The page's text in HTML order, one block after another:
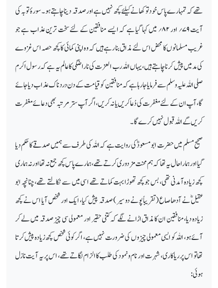
تھے کہ تمہارے پاس خود تو کھانے کیلئے کچھ نہیں ہے اور صدقہ دینا چاہتے ہو۔ سورۂ توبہ کی
آیت۷۹؍اور۸۲؍میں کہا گیا ہے کہ ایسے منافقین کے لئے سخت ترین عذاب ہے جو
غریب مسلمانوں کا محض اس لئے مذاق بنا رہے ہیں کہ وہ اپنی کمائی کا کچھ حصہ اس غزوے
کی مد میں پیش کرنا چاہتے ہیں ، یہاں اللہ رب العزت کی ناراضگی کا عالم یہ ہے کہ رسول اکرم
صلی اللہ علیہ وسلم سے فرمایا جارہا ہے کہ منافقین کو قیامت کے دن درد ناک عذاب دیا جائے
گا، آپ ان کے لئے مغفرت کی دُعا کریں یا نہ کریں ، اگر آپ ستر مرتبہ بھی دعائے مغفرت
کریں گے اللہ قبول نہیں کرے گا۔
صحیح مسلم میں حضرت ابو مسعودؓ کی روایت ہے کہ اللہ کی طرف سے ہمیں صدقے کا حکم دیا
گیا اور ہمارا حال یہ تھا کہ ہم محنت مزدوری کرتے تھے، ہمارے پاس کچھ جمع نہ تھا اور نہ ہماری
کچھ زیادہ آمدنی تھی، بس جو کچھ تھوڑا بہت کماتے تھے اسی میں سے نکالتے تھے، چنانچہ ابو
عقیلؓ نے آدھا صاع (تقریباً پونے دو سیر) صدقہ پیش کیا، ایک اور شخص آیا اس نے کچھ
زیادہ دیا، منافقین ان کا مذاق اڑانے لگے کہ کتنی حقیر اور معمولی سی چیز صدقہ میں لے کر
آئے ہو، اللہ کو ایسی معمولی چیزوں کی ضرورت نہیں ہے، اگر کوئی شخص کچھ زیادہ پیش کرتا
تھا تو اس پر ریاکاری، شہرت اور نام ونمود کی طلب کا الزام لگاتے تھے، اس پر یہ آیت نازل
ہوئی: